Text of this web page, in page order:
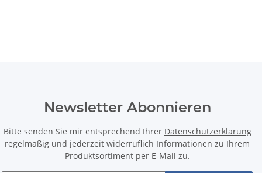
Newsletter Abonnieren
Bitte senden Sie mir entsprechend Ihrer Datenschutzerklärung
regelmäßig und jederzeit widerruflich Informationen zu Ihrem
Produktsortiment per E-Mail zu.